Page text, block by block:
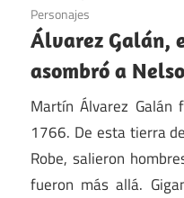
Personajes
Álvarez Galán,
asombró a
Martín Álvarez Galán
1766. De esta tierra
Robe, salieron
fueron más allá.